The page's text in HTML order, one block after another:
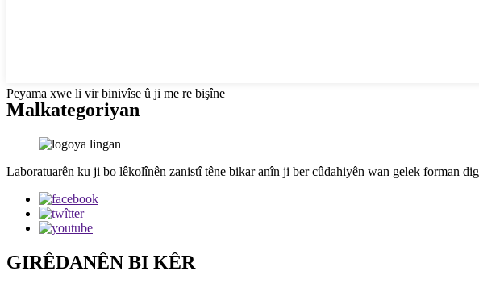
Peyama xwe li vir binivîse û ji me re bişîne
Malkategoriyan
Laboratuarên ku ji bo lêkolînên zanistî têne bikar anîn ji ber cûdahiyên wan gelek forman
GIRÊDANÊN BI KÊR